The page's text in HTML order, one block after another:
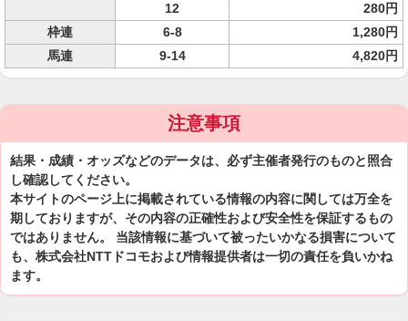
12
280円
枠連
6-8
1,280円
馬連
9-14 4,820円
注意事項
結果・成績・オッズなどのデータは、必ず主催者発行のものと照合
し確認してください。
本サイトのページ上に掲載されている情報の内容に関しては万全を
期しておりますが、その内容の正確性および安全性を保証するもの
ではありません。 当該情報に基づいて被ったいかなる損害について
も、株式会社NTTドコモおよび情報提供者は一切の責任を負いかね
ます。